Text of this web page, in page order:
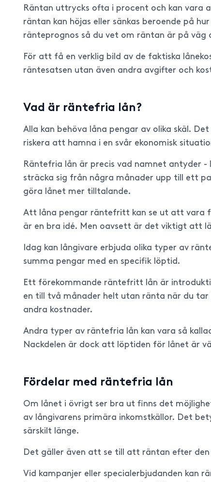
Räntan uttrycks ofta i procent och kan vara
räntan kan höjas eller sänkas beroende på
ränteprognos så du vet om räntan är på väg
För att få en verklig bild av de faktiska
räntesatsen utan även andra avgifter och
Vad är räntefria lån?
Alla kan behöva låna pengar av olika skäl.
riskera att hamna i en svår ekonomisk
Räntefria lån är precis vad namnet antyder
sträcka sig från några månader upp till ett
göra lånet mer tilltalande.
Att låna pengar räntefritt kan se ut att vara
är en bra idé. Men oavsett är det viktigt att
Idag kan långivare erbjuda olika typer av
summa pengar med en specifik löptid.
Ett förekommande räntefritt lån är
en till två månader helt utan ränta när du
andra kostnader.
Andra typer av räntefria lån kan vara så
Nackdelen är dock att löptiden för lånet är
Fördelar med räntefria lån
Om lånet i övrigt ser bra ut finns det
av långivarens primära inkomstkällor. Det
särskilt länge.
Det gäller även att se till att räntan efter
Vid kampanjer eller specialerbjudanden kan